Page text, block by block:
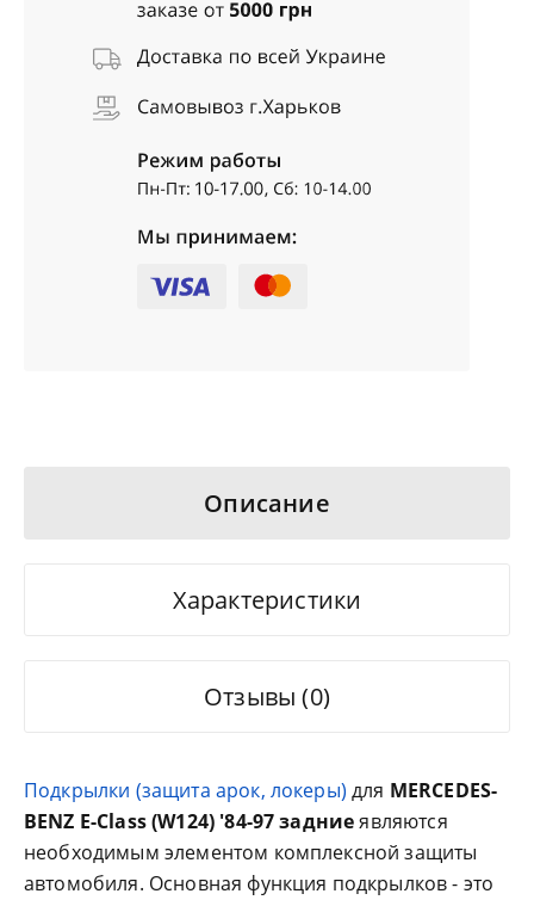
Описание
Характеристики
Отзывы (0)
Подкрылки (защита арок, локеры) для MERCEDES-
BENZ E-Class (W124) '84-97 задниеявляются
необходимым элементом комплексной защиты
автомобиля. Основная функция подкрылков - это